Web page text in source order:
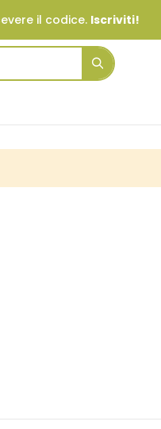
il codice. Iscriviti!